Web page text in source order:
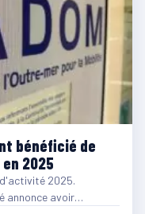
bénéficié de
en 2025
2025.
annonce avoir…